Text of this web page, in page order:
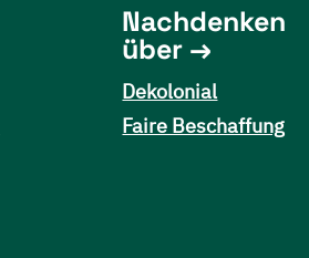
Nachdenken
über
Dekolonial
Faire Beschaffung